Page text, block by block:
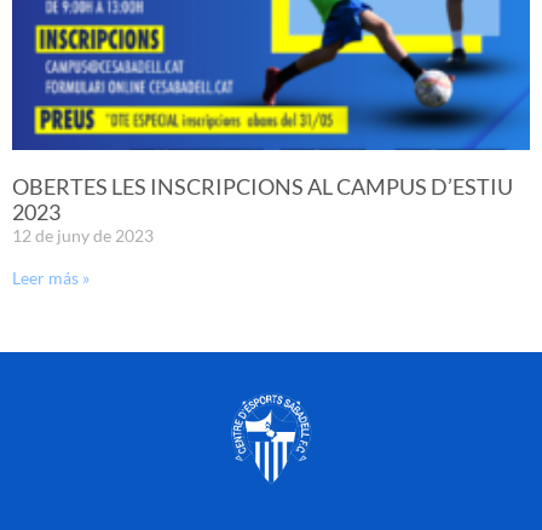
OBERTES LES INSCRIPCIONS AL CAMPUS D’ESTIU
2023
12 de juny de 2023
Leer más »